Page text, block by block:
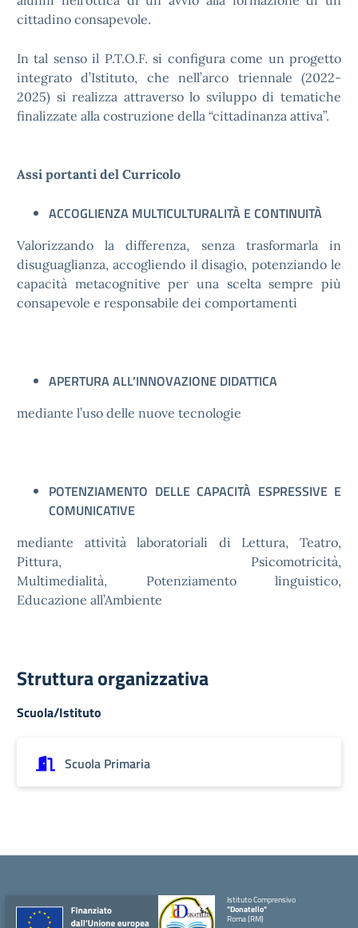
cittadino consapevole.
In tal senso il P.T.O.F. si configura come un progetto
integrato d’Istituto, che nell’arco triennale (2022-
2025) si realizza attraverso lo sviluppo di tematiche
finalizzate alla costruzione della “cittadinanza attiva”.
Assi portanti del Curricolo
ACCOGLIENZA MULTICULTURALITÀ E CONTINUITÀ
Valorizzando la differenza, senza trasformarla in
disuguaglianza, accogliendo il disagio, potenziando le
capacità metacognitive per una scelta sempre più
consapevole e responsabile dei comportamenti
APERTURA ALL’INNOVAZIONE DIDATTICA
mediante l’uso delle nuove tecnologie
POTENZIAMENTO DELLE CAPACITÀ ESPRESSIVE E
COMUNICATIVE
mediante attività laboratoriali di Lettura, Teatro,
Pittura, Psicomotricità,
Multimedialità, Potenziamento linguistico,
Educazione all’Ambiente
Struttura organizzativa
Scuola/Istituto
Scuola Primaria
Istituto Comprensivo
"Donatello"
Roma (RM)